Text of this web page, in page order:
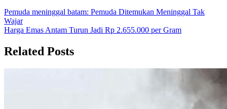
Navigasi
pos
Pemuda meninggal batam: Pemuda Ditemukan Meninggal Tak
Wajar
Harga Emas Antam Turun Jadi Rp 2.655.000 per Gram
Related Posts